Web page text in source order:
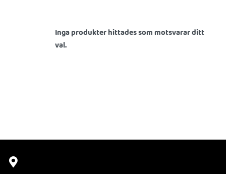
Inga produkter hittades som motsvarar ditt
val.